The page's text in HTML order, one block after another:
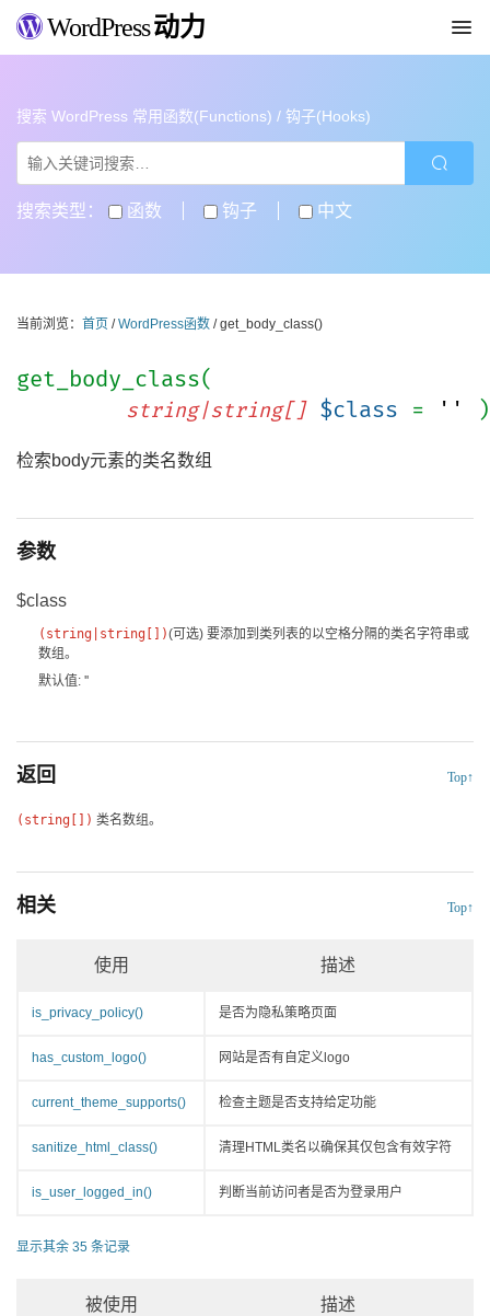
WordPress动力
搜索 WordPress 常用函数(Functions) / 钩子(Hooks)
搜索类型： 函数 钩子 中文
当前浏览： 首页 /WordPress函数 / get_body_class()
get_body_class(
string|string[] $class = '' )
检索body元素的类名数组
参数
$class
( string string[] )(可选) 要添加到类列表的以空格分隔的类名字符串或
数组。
默认值: ''
返回 Top↑
(string[]) 类名数组。
相关 Top↑
使用 描述
is_privacy_policy() 是否为隐私策略页面
has_custom_logo() 网站是否有自定义logo
current_theme_supports() 检查主题是否支持给定功能
sanitize_html_class() 清理HTML类名以确保其仅包含有效字符
is_user_logged_in() 判断当前访问者是否为登录用户
显示其余 35 条记录
被使用 描述